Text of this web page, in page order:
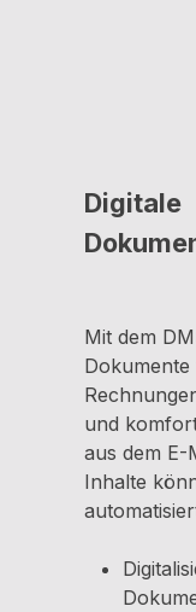
Digitale
Mit dem
Dokumente
und
aus dem E-
Inhalte